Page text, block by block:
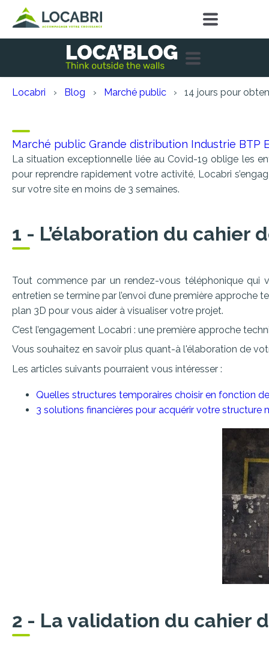
Locabri Blog Marché public 14 jours pour
Marché public Grande distribution Industrie BTP
La situation exceptionnelle liée au Covid-19 oblige les
pour reprendre rapidement votre activité, Locabri
sur votre site en moins de 3 semaines.
1 - L’élaboration du cahier
Tout commence par un rendez-vous téléphonique qui
entretien se termine par l’envoi d’une première
plan 3D pour vous aider à visualiser votre projet.
C’est l’engagement Locabri : une première approche
Vous souhaitez en savoir plus quant-à l'élaboration de
Les articles suivants pourraient vous intéresser :
Quelles structures temporaires choisir en fonction
3 solutions financières pour acquérir votre structure
2 - La validation du cahier